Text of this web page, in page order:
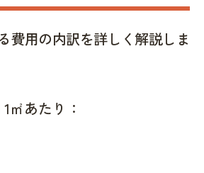
費用の内訳を詳しく解説しま
㎡あたり：